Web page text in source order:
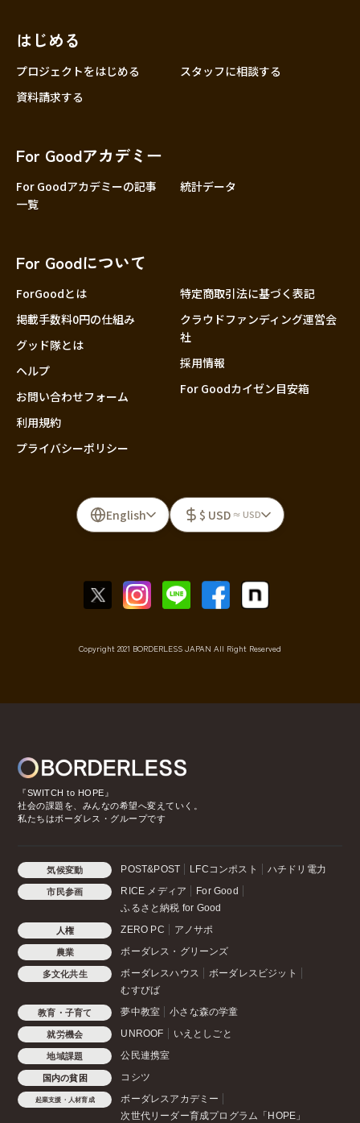
はじめる
プロジェクトをはじめる
スタッフに相談する
資料請求する
For Goodアカデミー
For Goodアカデミーの記事
一覧
統計データ
For Goodについて
ForGoodとは
掲載手数料0円の仕組み
グッド隊とは
ヘルプ
お問い合わせフォーム
利用規約
プライバシーポリシー
特定商取引法に基づく表記
クラウドファンディング運営会
社
採用情報
For Goodカイゼン目安箱
English $ USD ≈ USD
Copyright 2021 BORDERLESS JAPAN All Right Reserved
『SWITCH to HOPE』
社会の課題を、みんなの希望へ変えていく。
私たちはボーダレス・グループです
気候変動 POST&POST LFCコンポスト ハチドリ電力
市民参画 RICE メディア
For Good
ふるさと納税 for Good
人権 ZERO PC アノサポ
農業 ボーダレス・グリーンズ
多文化共生 ボーダレスハウス
ボーダレスビジット
むすびば
教育・子育て 夢中教室 小さな森の学童
就労機会 UNROOF いえとしごと
地域課題 公民連携室
国内の貧困 コシツ
起業支援・人材育成
ボーダレスアカデミー
次世代リーダー育成プログラム「HOPE」